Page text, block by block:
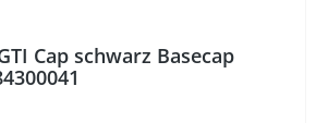
Cap schwarz Basecap